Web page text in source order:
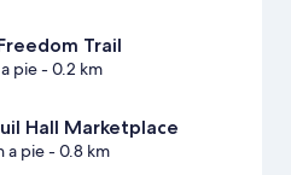
Trail
pie- 0.2 km
Hall Marketplace
a pie- 0.8 km